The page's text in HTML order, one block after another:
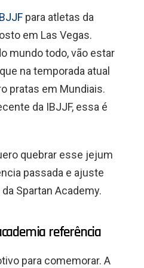
para atletas da
em Las Vegas.
mundo todo, vão estar
na temporada atual
pratas em Mundiais.
da IBJJF, essa é
quebrar esse jejum
passada e ajuste
Spartan Academy.
referência
para comemorar. A